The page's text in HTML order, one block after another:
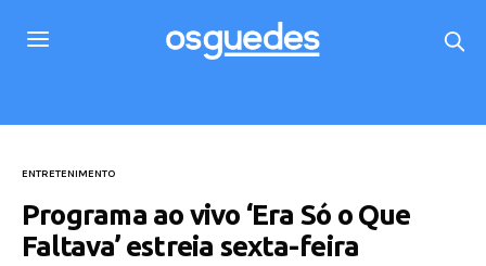
ENTRETENIMENTO
Programa ao vivo ‘Era Só o Que
Faltava’ estreia sexta-feira